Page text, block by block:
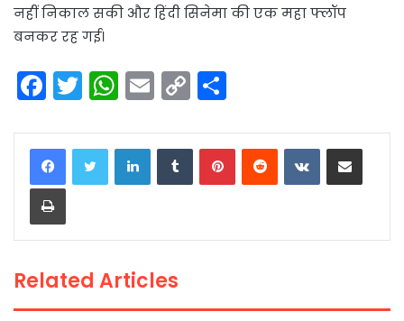
नहीं निकाल सकी और हिंदी सिनेमा की एक महा फ्लॉप
बनकर रह गई।
F
a
c
e
b
o
k
T
w
itt
er
W
h
a
ts
p
E
m
ai
C
o
p
n
ar
LinkedInTumblrPinterestReddit VKontakteShare via Email
Print
Related Articles